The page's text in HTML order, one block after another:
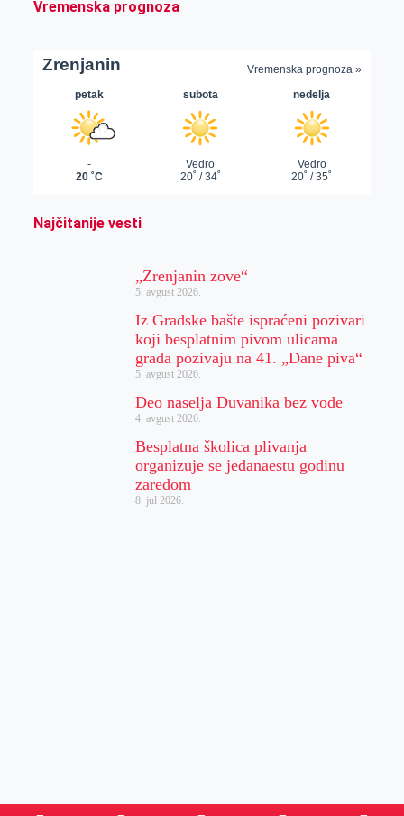
Vremenska prognoza
Najčitanije vesti
„Zrenjanin zove“
5. avgust 2026.
Iz Gradske bašte ispraćeni pozivari
koji besplatnim pivom ulicama
grada pozivaju na 41. „Dane piva“
5. avgust 2026.
Deo naselja Duvanika bez vode
4. avgust 2026.
Besplatna školica plivanja
organizuje se jedanaestu godinu
zaredom
8. jul 2026.